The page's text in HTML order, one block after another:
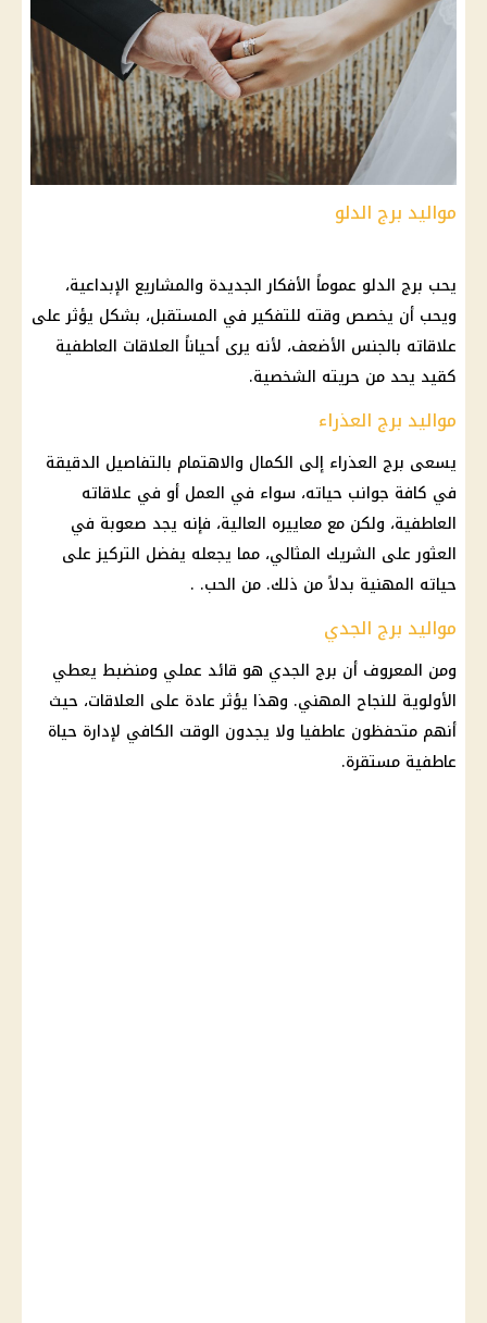
مواليد برج الدلو
يحب برج الدلو عموماً الأفكار الجديدة والمشاريع الإبداعية،
ويحب أن يخصص وقته للتفكير في المستقبل، بشكل يؤثر على
علاقاته بالجنس الأضعف، لأنه يرى أحياناً العلاقات العاطفية
كقيد يحد من حريته الشخصية.
مواليد برج العذراء
يسعى برج العذراء إلى الكمال والاهتمام بالتفاصيل الدقيقة
في كافة جوانب حياته، سواء في العمل أو في علاقاته
العاطفية، ولكن مع معاييره العالية، فإنه يجد صعوبة في
العثور على الشريك المثالي، مما يجعله يفضل التركيز على
حياته المهنية بدلاً من ذلك. من الحب. .
مواليد برج الجدي
ومن المعروف أن برج الجدي هو قائد عملي ومنضبط يعطي
الأولوية للنجاح المهني. وهذا يؤثر عادة على العلاقات، حيث
أنهم متحفظون عاطفيا ولا يجدون الوقت الكافي لإدارة حياة
عاطفية مستقرة.